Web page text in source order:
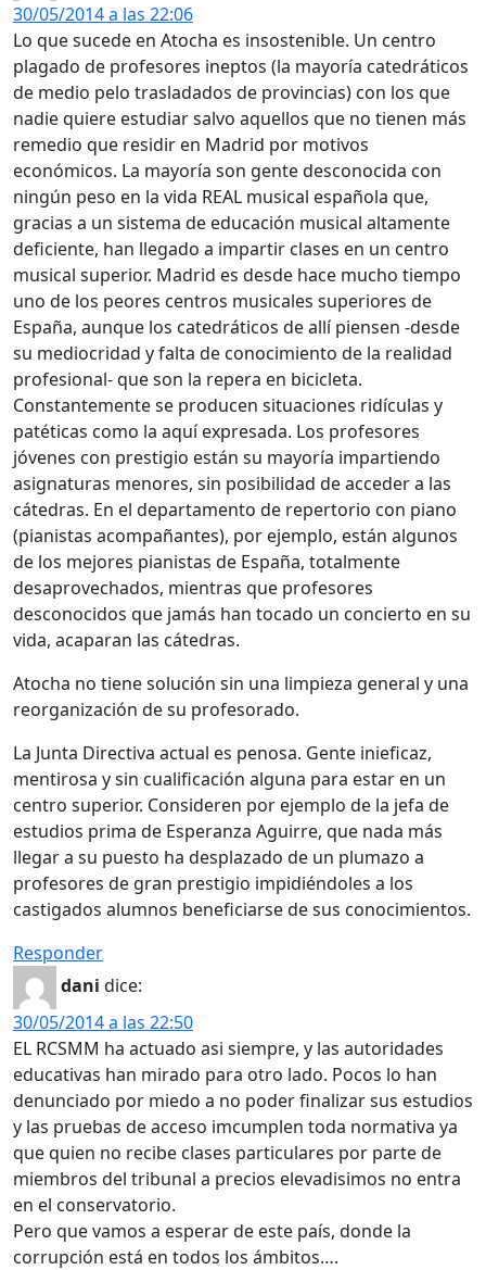
30/05/2014 a las 22:06
Lo que sucede en Atocha es insostenible. Un centro
plagado de profesores ineptos (la mayoría catedráticos
de medio pelo trasladados de provincias) con los que
nadie quiere estudiar salvo aquellos que no tienen más
remedio que residir en Madrid por motivos
económicos. La mayoría son gente desconocida con
ningún peso en la vida REAL musical española que,
gracias a un sistema de educación musical altamente
deficiente, han llegado a impartir clases en un centro
musical superior. Madrid es desde hace mucho tiempo
uno de los peores centros musicales superiores de
España, aunque los catedráticos de allí piensen -desde
su mediocridad y falta de conocimiento de la realidad
profesional- que son la repera en bicicleta.
Constantemente se producen situaciones ridículas y
patéticas como la aquí expresada. Los profesores
jóvenes con prestigio están su mayoría impartiendo
asignaturas menores, sin posibilidad de acceder a las
cátedras. En el departamento de repertorio con piano
(pianistas acompañantes), por ejemplo, están algunos
de los mejores pianistas de España, totalmente
desaprovechados, mientras que profesores
desconocidos que jamás han tocado un concierto en su
vida, acaparan las cátedras.
Atocha no tiene solución sin una limpieza general y una
reorganización de su profesorado.
La Junta Directiva actual es penosa. Gente inieficaz,
mentirosa y sin cualificación alguna para estar en un
centro superior. Consideren por ejemplo de la jefa de
estudios prima de Esperanza Aguirre, que nada más
llegar a su puesto ha desplazado de un plumazo a
profesores de gran prestigio impidiéndoles a los
castigados alumnos beneficiarse de sus conocimientos.
Responder
dani dice:
30/05/2014 a las 22:50
EL RCSMM ha actuado asi siempre, y las autoridades
educativas han mirado para otro lado. Pocos lo han
denunciado por miedo a no poder finalizar sus estudios
y las pruebas de acceso imcumplen toda normativa ya
que quien no recibe clases particulares por parte de
miembros del tribunal a precios elevadisimos no entra
en el conservatorio.
Pero que vamos a esperar de este país, donde la
corrupción está en todos los ámbitos….